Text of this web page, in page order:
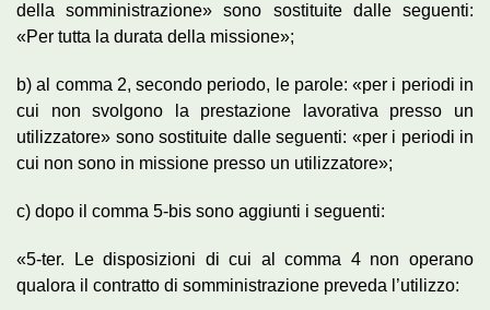
della somministrazione» sono sostituite dalle seguenti:
«Per tutta la durata della missione»;
b) al comma 2, secondo periodo, le parole: «per i periodi in
cui non svolgono la prestazione lavorativa presso un
utilizzatore» sono sostituite dalle seguenti: «per i periodi in
cui non sono in missione presso un utilizzatore»;
c) dopo il comma 5-bis sono aggiunti i seguenti:
«5-ter. Le disposizioni di cui al comma 4 non operano
qualora il contratto di somministrazione preveda l’utilizzo: